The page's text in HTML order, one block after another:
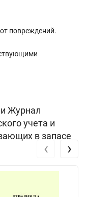
повреждений.
Журнал
учета и
в запасе
‹ ›